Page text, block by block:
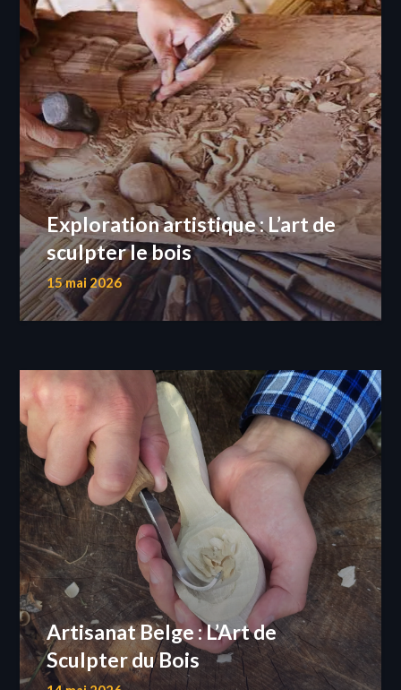
Exploration artistique : L’art de
sculpter le bois
15 mai 2026
Artisanat Belge : L’Art de
Sculpter du Bois